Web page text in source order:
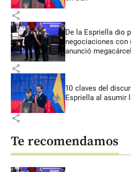
share
De la Espriella dio
negociaciones con
anunció
share
10 claves del
Espriella al asumir
share
Te recomendamos